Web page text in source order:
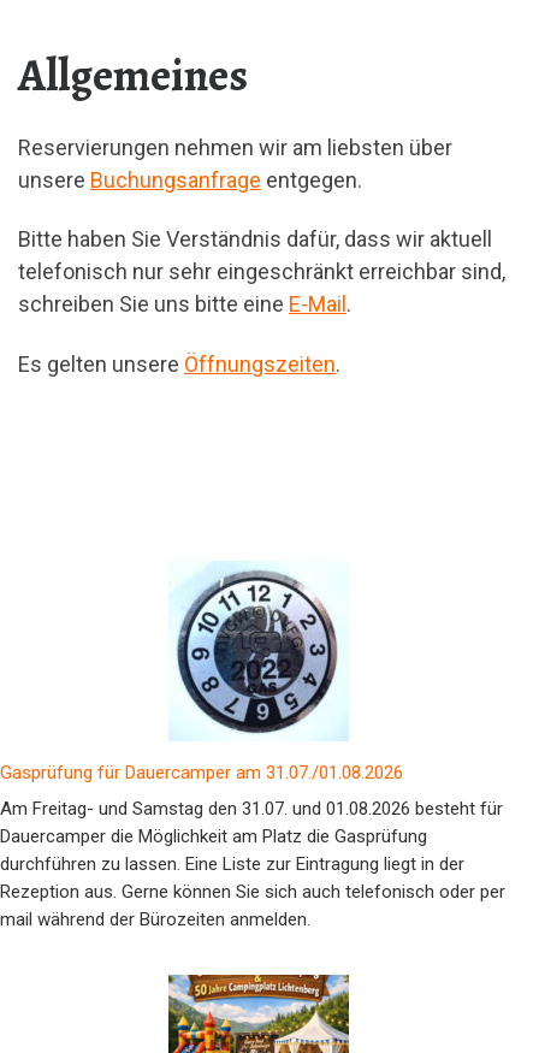
Allgemeines
Reservierungen nehmen wir am liebsten über
unsere Buchungsanfrage entgegen.
Bitte haben Sie Verständnis dafür, dass wir aktuell
telefonisch nur sehr eingeschränkt erreichbar sind,
schreiben Sie uns bitte eine E-Mail .
Es gelten unsere Öffnungszeiten.
Gasprüfung für Dauercamper am 31.07./01.08.2026
Am Freitag- und Samstag den 31.07. und 01.08.2026 besteht für
Dauercamper die Möglichkeit am Platz die Gasprüfung
durchführen zu lassen. Eine Liste zur Eintragung liegt in der
Rezeption aus. Gerne können Sie sich auch telefonisch oder per
mail während der Bürozeiten anmelden.